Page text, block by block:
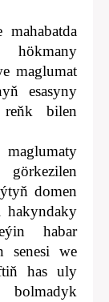
maglumat
esasyny
reňk bilen
domen
hakyndaky
habar
senesi we
has uly